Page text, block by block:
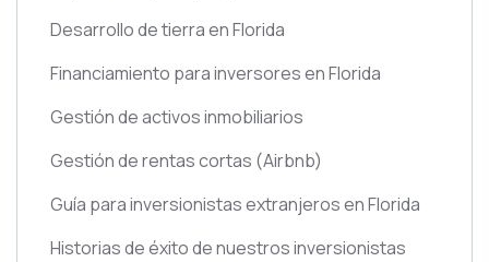
Desarrollo de tierra en Florida
Financiamiento para inversores en Florida
Gestión de activos inmobiliarios
Gestión de rentas cortas (Airbnb)
Guía para inversionistas extranjeros en Florida
Historias de éxito de nuestros inversionistas